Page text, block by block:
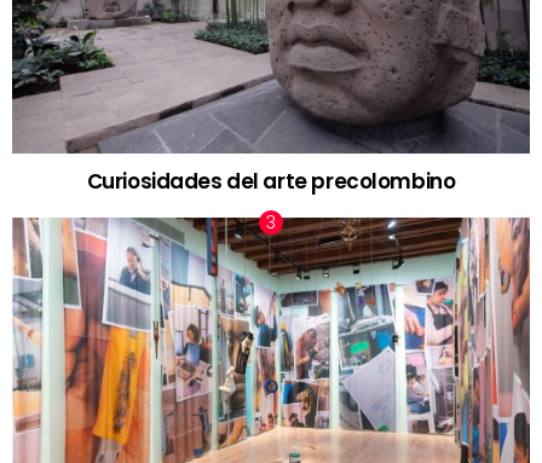
Curiosidades del arte precolombino